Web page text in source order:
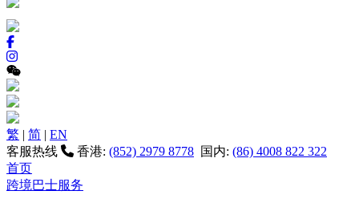
繁 | 简 | EN
客服热线
香港: (852) 2979 8778 国内: (86) 4008 822 322
首页
跨境巴士服务